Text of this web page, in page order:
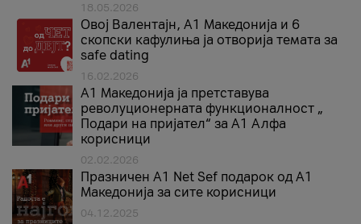
18.05.2026
Овој Валентајн, A1 Македонија и 6
скопски кафулиња ја отворија темата за
safe dating
16.02.2026
А1 Македонија ја претставува
револуционерната функционалност „
Подари на пријател“ за А1 Алфа
корисници
02.02.2026
Празничен A1 Net Sеf подарок од А1
Македонија за сите корисници
04.12.2025